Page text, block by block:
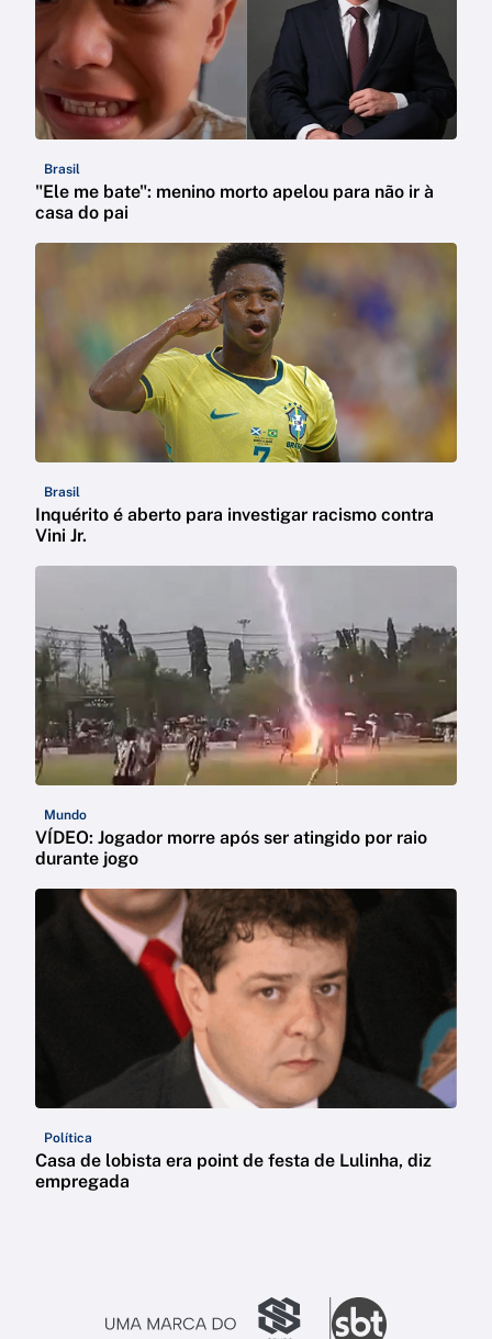
Brasil
"Ele me bate": menino morto apelou para não ir à
casa do pai
Brasil
Inquérito é aberto para investigar racismo contra
Vini Jr.
Mundo
VÍDEO: Jogador morre após ser atingido por raio
durante jogo
Política
Casa de lobista era point de festa de Lulinha, diz
empregada